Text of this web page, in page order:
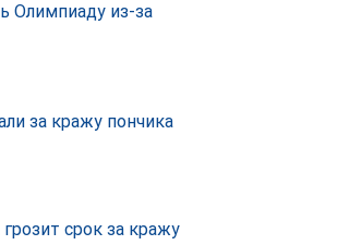
Олимпиаду из-за
за кражу пончика
срок за кражу